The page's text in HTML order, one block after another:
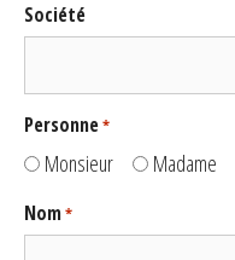
Société
Personne*
Monsieur Madame
Nom*